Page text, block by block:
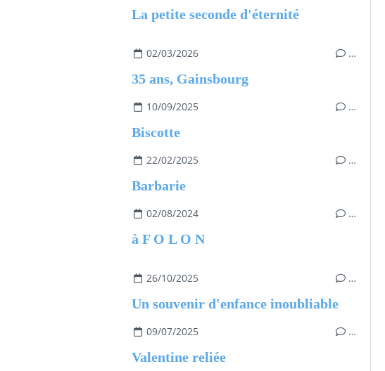
La petite seconde d'éternité
02/03/2026 …
35 ans, Gainsbourg
10/09/2025 …
Biscotte
22/02/2025 …
Barbarie
02/08/2024 …
à F O L O N
26/10/2025 …
Un souvenir d'enfance inoubliable
09/07/2025 …
Valentine reliée